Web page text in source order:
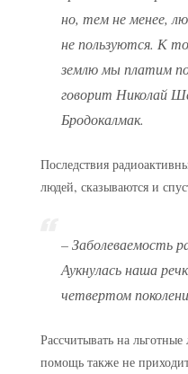
но, тем не менее,
не пользуются. К
землю мы платим
говорит Николай
Бродокалмак.
Последствия
людей, сказываются и
– Заболеваемость
Аукнулась наша
четвертом
Рассчитывать на
помощь также не